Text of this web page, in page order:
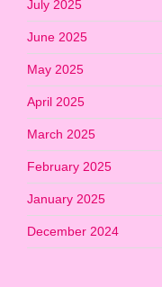
July 2025
June 2025
May 2025
April 2025
March 2025
February 2025
January 2025
December 2024